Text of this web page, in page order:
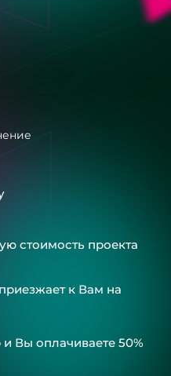
стоимость проекта
к Вам на
Вы оплачиваете 50%